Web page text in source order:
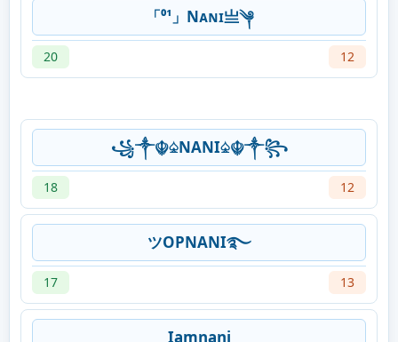
「⁰¹」Nᴀɴɪ亗༆
20 12
꧁༒☬♤NANI♤☬༒꧂
18 12
ツOPNANI࿐
17 13
Iamnani